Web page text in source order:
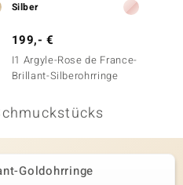
Silber
199,- €
I1 Argyle-Rose de France-
Brillant-Silberohrringe
Goldohrringe